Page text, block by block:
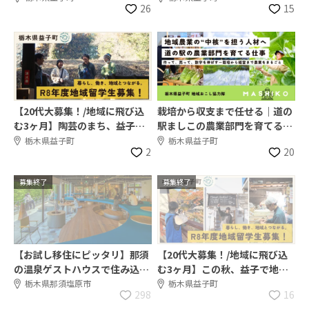
26 15
【20代大募集！/地域に飛び込
む3ヶ月】陶芸のまち、益子で
地域留学はじめませんか？
栃木県益子町
2
栽培から収支まで任せる｜道の
駅ましこの農業部門を育てる経
営人材へ
栃木県益子町
20
募集終了
【お試し移住にピッタリ】那須
の温泉ゲストハウスで住み込み
お手伝い“ヤドカリ”を 募集し
栃木県那須塩原市
298
募集終了
【20代大募集！/地域に飛び込
む3ヶ月】この秋、益子で地域
留学はじめませんか？
栃木県益子町
16